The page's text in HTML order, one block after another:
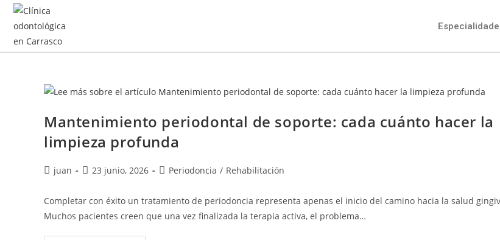
Mantenimiento periodontal de soporte: cada cuánto hacer la
limpieza profunda
juan 23 junio, 2026 Periodoncia / Rehabilitación
Completar con éxito un tratamiento de periodoncia representa apenas el inicio del camino hacia la salud
Muchos pacientes creen que una vez finalizada la terapia activa, el problema…